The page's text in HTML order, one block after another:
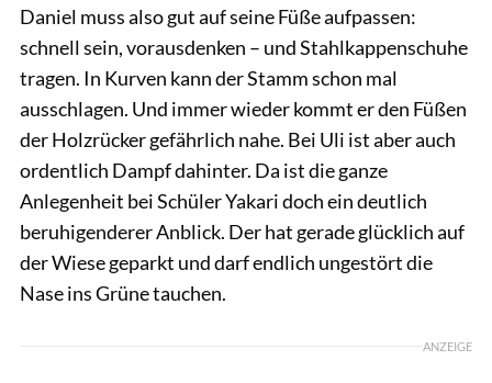
Daniel muss also gut auf seine Füße aufpassen:
schnell sein, vorausdenken – und Stahlkappenschuhe
tragen. In Kurven kann der Stamm schon mal
ausschlagen. Und immer wieder kommt er den Füßen
der Holzrücker gefährlich nahe. Bei Uli ist aber auch
ordentlich Dampf dahinter. Da ist die ganze
Anlegenheit bei Schüler Yakari doch ein deutlich
beruhigenderer Anblick. Der hat gerade glücklich auf
der Wiese geparkt und darf endlich ungestört die
Nase ins Grüne tauchen.
ANZEIGE